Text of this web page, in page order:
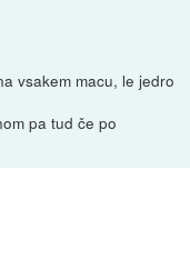
vsakem macu, le jedro
pa tud če po